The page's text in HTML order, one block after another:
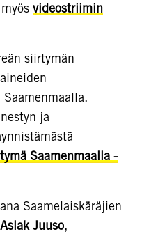
videostriimin
siirtymän
ja
Saamenmaalla -
Saamelaiskäräjien
Juuso,